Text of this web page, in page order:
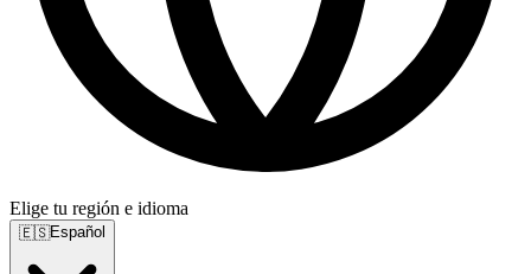
Elige tu región e idioma
🇪🇸Español